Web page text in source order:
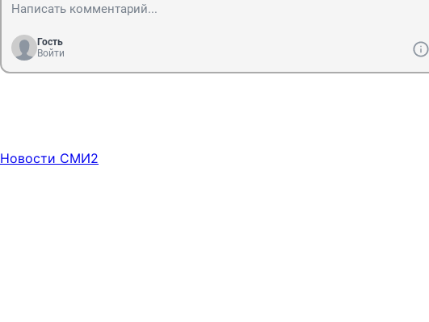
Гость
Войти
Новости СМИ2